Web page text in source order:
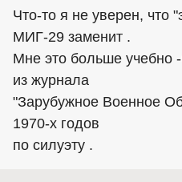
Что-то я не уверен, что
МИГ-29 заменит .
Мне это больше учебно
из журнала
"Зарубужное Военное
1970-х годов
по силуэту .